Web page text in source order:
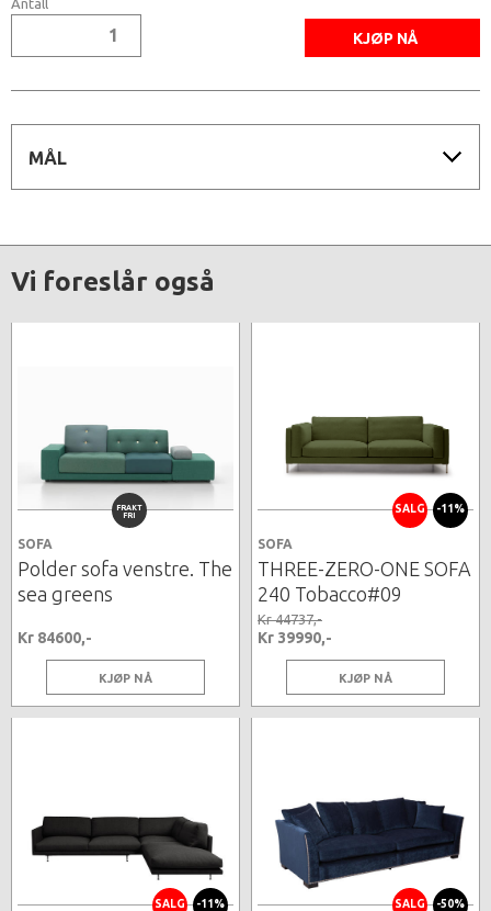
MÅL
Vi foreslår også
FRAKT
FRI
SOFA
Polder sofa venstre. The
sea greens
Kr 84600,-
KJØP NÅ
SALG -11%
SOFA
THREE-ZERO-ONE SOFA
240 Tobacco#09
Kr 44737,-
Kr 39990,-
KJØP NÅ
SALG -11% SALG -50%